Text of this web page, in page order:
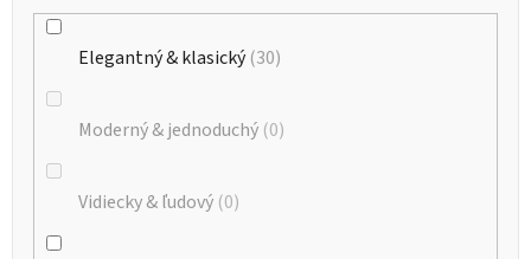
Elegantný & klasický 30
Moderný & jednoduchý 0
Vidiecky & ľudový 0